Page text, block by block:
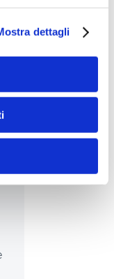
dettagli